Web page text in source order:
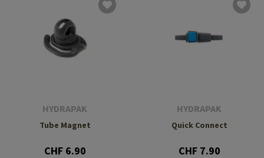
HYDRAPAK
Tube Magnet
CHF 6.90
HYDRAPAK
Quick Connect
CHF 7.90